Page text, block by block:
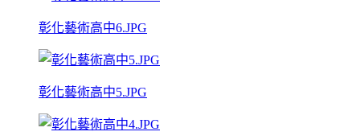
彰化藝術高中6.JPG
彰化藝術高中5.JPG